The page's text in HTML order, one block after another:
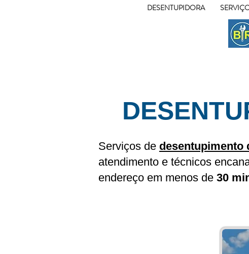
DESENTUPIDORA
Serviços de desentupimento
atendimento e técnicos
endereço em menos de 30